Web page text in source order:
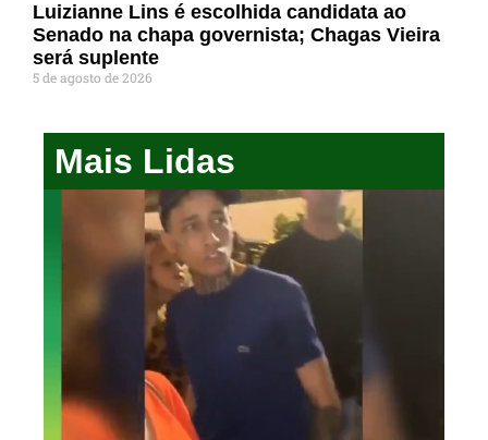
Luizianne Lins é escolhida candidata ao
Senado na chapa governista; Chagas Vieira
será suplente
5 de agosto de 2026
Mais Lidas